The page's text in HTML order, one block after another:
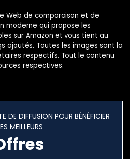
Web de comparaison et de
moderne qui propose les
sur Amazon et vous tient au
ajoutés. Toutes les images sont la
respectifs. Tout le contenu
respectives.
DE DIFFUSION POUR BÉNÉFICIER
MEILLEURS